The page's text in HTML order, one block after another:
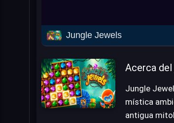
Jungle Jewels
Acerca del
Jungle
mística
antigua